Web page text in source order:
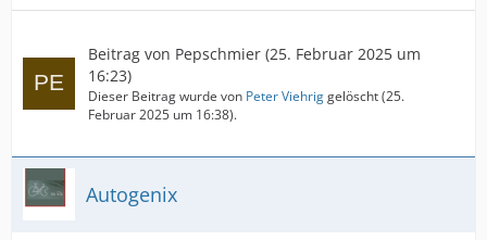
Beitrag von Pepschmier (25. Februar 2025 um
16:23)
Dieser Beitrag wurde von Peter Viehriggelöscht (25.
Februar 2025 um 16:38).
Autogenix